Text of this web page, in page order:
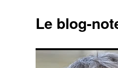
Le blog-